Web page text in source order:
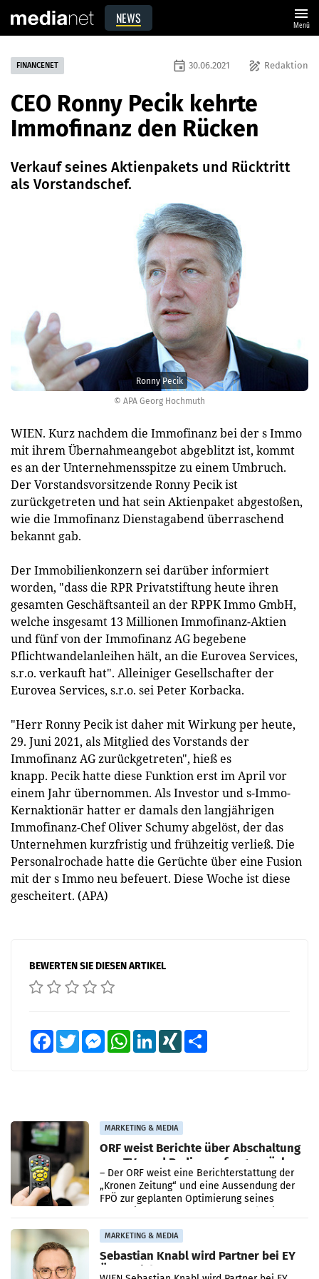
NEWS menu
Menü
© APA Georg Hochmuth
Ronny Pecik
FINANCENET draw Redaktion
event 30.06.2021
CEO Ronny Pecik kehrte
Immofinanz den Rücken
Verkauf seines Aktienpakets und Rücktritt
als Vorstandschef.
WIEN. Kurz nachdem die Immofinanz bei der s Immo
mit ihrem Übernahmeangebot abgeblitzt ist, kommt
es an der Unternehmensspitze zu einem Umbruch.
Der Vorstandsvorsitzende RonnyPecikist
zurückgetreten und hat sein Aktienpaket abgestoßen,
wie die Immofinanz Dienstagabend überraschend
bekannt gab.
Der Immobilienkonzern sei darüber informiert
worden, "dass die RPR Privatstiftung heute ihren
gesamten Geschäftsanteil an der RPPK Immo GmbH,
welche insgesamt 13 Millionen Immofinanz-Aktien
und fünf von der Immofinanz AG begebene
Pflichtwandelanleihen hält, an die Eurovea Services,
s.r.o. verkauft hat". Alleiniger Gesellschafter der
Eurovea Services, s.r.o. sei Peter Korbacka.
"Herr RonnyPecikist daher mit Wirkung per heute,
29. Juni 2021, als Mitglied des Vorstands der
Immofinanz AG zurückgetreten", hieß es
knapp. Pecikhatte diese Funktion erst im April vor
einem Jahr übernommen. Als Investor und s-Immo-
Kernaktionär hatter er damals den langjährigen
Immofinanz-Chef Oliver Schumy abgelöst, der das
Unternehmen kurzfristig und frühzeitig verließ. Die
Personalrochade hatte die Gerüchte über eine Fusion
mit der s Immo neu befeuert. Diese Woche ist diese
gescheitert. (APA)
BEWERTEN SIE DIESEN ARTIKEL
FacebookTwitter MessengerWhatsAppLinkedInXING
MARKETING & MEDIA
ORF weist Berichte über Abschaltung
von TV- und Radioempfang zurück
– Der ORF weist eine Berichterstattung der
„Kronen Zeitung“ und eine Aussendung der
FPÖ zur geplanten Optimierung seines
MARKETING & MEDIA
Sebastian Knabl wird Partner bei EY
Österreich